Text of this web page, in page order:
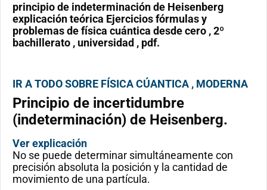
principio de indeterminación de Heisenberg
explicación teórica Ejercicios fórmulas y
problemas de física cuántica desde cero , 2º
bachillerato , universidad , pdf.
IR A TODO SOBRE FÍSICA CÚANTICA , MODERNA
Principio de incertidumbre
(indeterminación) de Heisenberg.
Ver explicación
No se puede determinar simultáneamente con
precisión absoluta la posición y la cantidad de
movimiento de una partícula.